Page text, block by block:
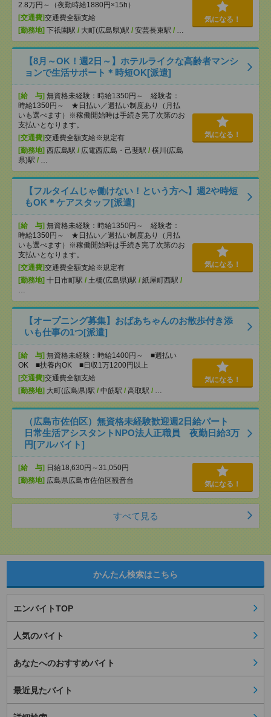
2.8万円～（夜勤時給1880円×15h）
[交通費]交通費全額支給
[勤務地] 下祇園駅 / 大町(広島県)駅 / 安芸長束駅 / …
気になる！
【8月～OK！週2日～】ホテルライクな高齢者マンシ
ョンで生活サポート＊時短OK[派遣]
[給 与] 無資格未経験：時給1350円～ 経験者：
時給1350円～ ★日払い／週払い制度あり（月払
いも選べます）※稼働開始時は手続き完了次第のお
支払いとなります。
[交通費]交通費全額支給※規定有
[勤務地] 西広島駅 / 広電西広島・己斐駅 / 横川(広島
県)駅 / …
気になる！
【フルタイムじゃ働けない！という方へ】週2や時短
もOK＊ケアスタッフ[派遣]
[給 与] 無資格未経験：時給1350円～ 経験者：
時給1350円～ ★日払い／週払い制度あり（月払
いも選べます）※稼働開始時は手続き完了次第のお
支払いとなります。
[交通費]交通費全額支給※規定有
[勤務地] 十日市町駅 / 土橋(広島県)駅 / 紙屋町西駅 /
…
気になる！
【オープニング募集】おばあちゃんのお散歩付き添
いも仕事の1つ[派遣]
[給 与] 無資格未経験：時給1400円～ ■週払い
OK ■扶養内OK ■日収1万1200円以上
[交通費]交通費全額支給
[勤務地] 大町(広島県)駅 / 中筋駅 / 高取駅 / …
気になる！
（広島市佐伯区）無資格未経験歓迎週2日給パート
日常生活アシスタントNPO法人正職員 夜勤日給3万
円[アルバイト]
[給 与] 日給18,630円～31,050円
[勤務地] 広島県広島市佐伯区観音台 気になる！
すべて見る
かんたん検索はこちら
エンバイトTOP
人気のバイト
あなたへのおすすめバイト
最近見たバイト